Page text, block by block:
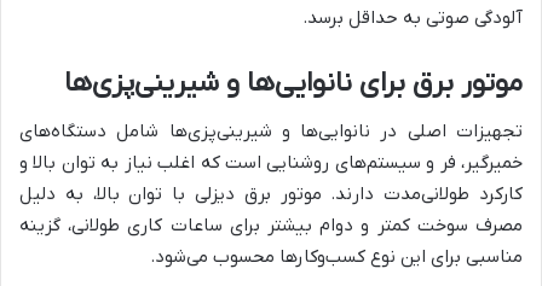
آلودگی صوتی به حداقل برسد.
موتور برق برای نانوایی‌ها و شیرینی‌پزی‌ها
تجهیزات اصلی در نانوایی‌ها و شیرینی‌پزی‌ها شامل دستگاه‌های
خمیرگیر، فر و سیستم‌های روشنایی است که اغلب نیاز به توان بالا و
کارکرد طولانی‌مدت دارند. موتور برق دیزلی با توان بالا، به دلیل
مصرف سوخت کمتر و دوام بیشتر برای ساعات کاری طولانی، گزینه
مناسبی برای این نوع کسب‌وکارها محسوب می‌شود.